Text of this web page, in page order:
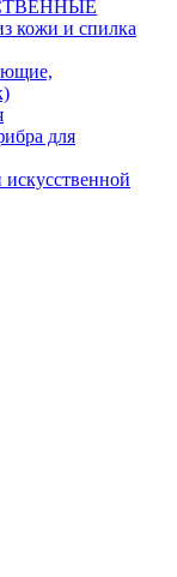
кожи и спилка
для